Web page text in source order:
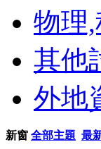
物理
其他
外地
新窗 全部主題 最